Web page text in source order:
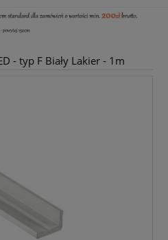
- typ F Biały Lakier - 1m